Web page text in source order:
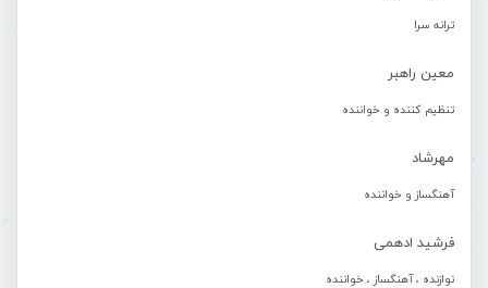
ترانه سرا
معین راهبر
تنظیم کننده و خواننده
مهرشاد
آهنگساز و خواننده
فرشید ادهمی
نوازنده ، آهنگساز ، خواننده